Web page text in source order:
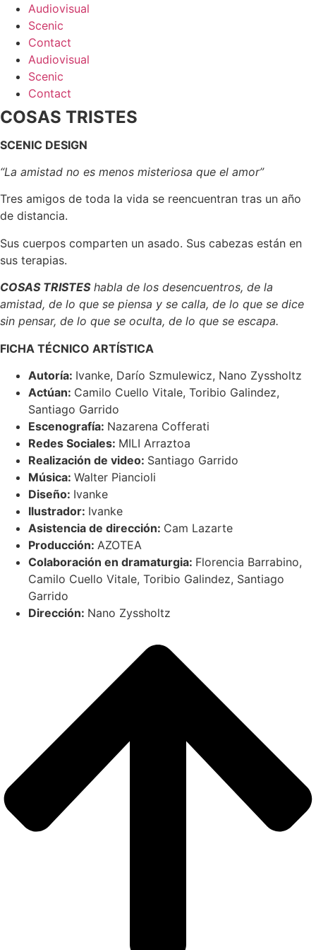
Skip
content
Audiovisual
Scenic
Contact
Audiovisual
Scenic
Contact
COSAS TRISTES
SCENIC DESIGN
“La amistad no es menos misteriosa que el amor”
Tres amigos de toda la vida se reencuentran tras un año
de distancia.
Sus cuerpos comparten un asado. Sus cabezas están en
sus terapias.
COSAS TRISTEShabla de los desencuentros, de la
amistad, de lo que se piensa y se calla, de lo que se dice
sin pensar, de lo que se oculta, de lo que se escapa.
FICHA TÉCNICO ARTÍSTICA
Autoría: Ivanke, Darío Szmulewicz, Nano Zyssholtz
Actúan: Camilo Cuello Vitale, Toribio Galindez,
Santiago Garrido
Escenografía: Nazarena Cofferati
Redes Sociales: MILI Arraztoa
Realización de video: Santiago Garrido
Música: Walter Piancioli
Diseño: Ivanke
Ilustrador: Ivanke
Asistencia de dirección: Cam Lazarte
Producción: AZOTEA
Colaboración en dramaturgia: Florencia Barrabino,
Camilo Cuello Vitale, Toribio Galindez, Santiago
Garrido
Dirección: Nano Zyssholtz